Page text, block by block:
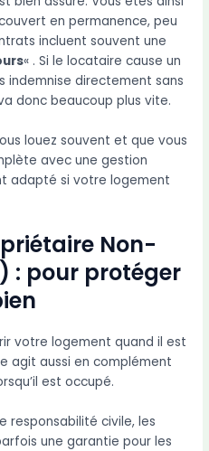
en permanence, peu
incluent souvent une
« . Si le locataire cause un
indemnise directement sans
donc beaucoup plus vite.
louez souvent et que vous
avec une gestion
adapté si votre logement
Non-
: pour protéger
votre logement quand il est
agit aussi en complément
est occupé.
responsabilité civile, les
une garantie pour les